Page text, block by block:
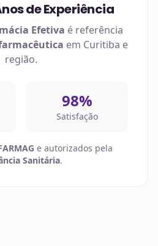
de Experiência
Efetiva é referência
em Curitiba e
região.
98%
Satisfação
e autorizados pela
Sanitária.